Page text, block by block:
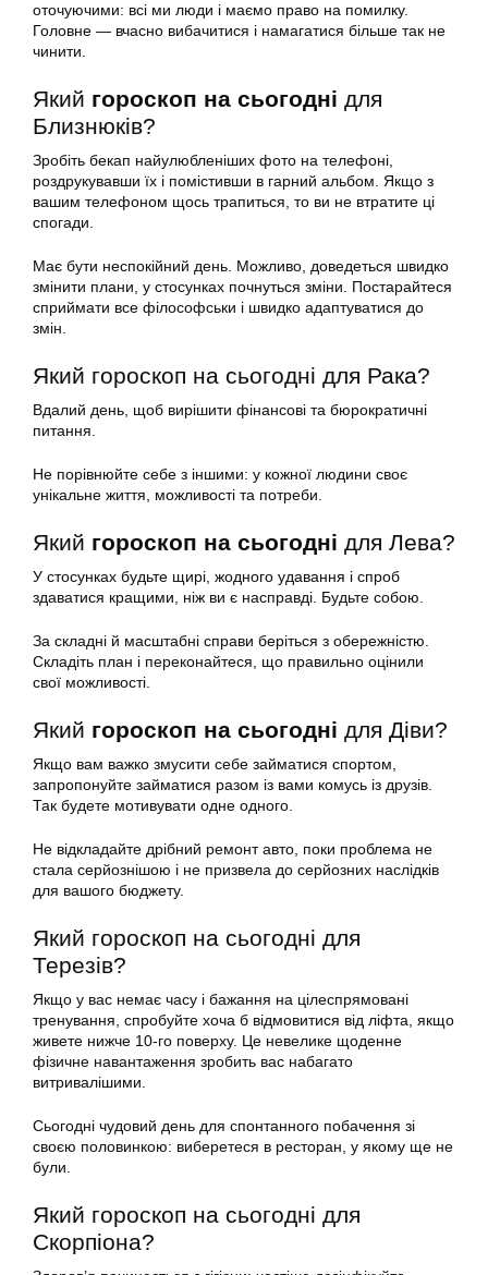
оточуючими: всі ми люди і маємо право на помилку.
Головне — вчасно вибачитися і намагатися більше так не
чинити.
Який гороскоп на сьогодні для
Близнюків?
Зробіть бекап найулюбленіших фото на телефоні,
роздрукувавши їх і помістивши в гарний альбом. Якщо з
вашим телефоном щось трапиться, то ви не втратите ці
спогади.
Має бути неспокійний день. Можливо, доведеться швидко
змінити плани, у стосунках почнуться зміни. Постарайтеся
сприймати все філософськи і швидко адаптуватися до
змін.
Який гороскоп на сьогодні для Рака?
Вдалий день, щоб вирішити фінансові та бюрократичні
питання.
Не порівнюйте себе з іншими: у кожної людини своє
унікальне життя, можливості та потреби.
Який гороскоп на сьогодні для Лева?
У стосунках будьте щирі, жодного удавання і спроб
здаватися кращими, ніж ви є насправді. Будьте собою.
За складні й масштабні справи беріться з обережністю.
Складіть план і переконайтеся, що правильно оцінили
свої можливості.
Який гороскоп на сьогодні для Діви?
Якщо вам важко змусити себе займатися спортом,
запропонуйте займатися разом із вами комусь із друзів.
Так будете мотивувати одне одного.
Не відкладайте дрібний ремонт авто, поки проблема не
стала серйознішою і не призвела до серйозних наслідків
для вашого бюджету.
Який гороскоп на сьогодні для
Терезів?
Якщо у вас немає часу і бажання на цілеспрямовані
тренування, спробуйте хоча б відмовитися від ліфта, якщо
живете нижче 10-го поверху. Це невелике щоденне
фізичне навантаження зробить вас набагато
витривалішими.
Сьогодні чудовий день для спонтанного побачення зі
своєю половинкою: виберетеся в ресторан, у якому ще не
були.
Який гороскоп на сьогодні для
Скорпіона?